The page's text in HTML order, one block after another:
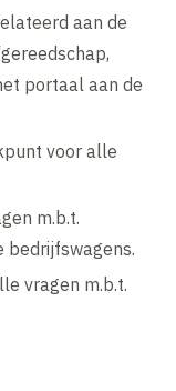
aan de
portaal aan de
voor alle
m.b.t.
bedrijfswagens.
vragen m.b.t.